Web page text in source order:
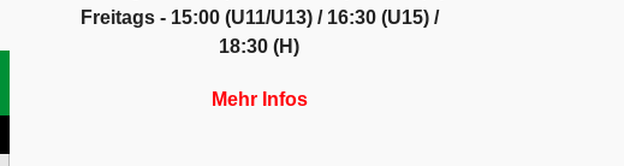
Freitags - 15:00 (U11/U13) / 16:30 (U15) /
18:30 (H)
Mehr Infos